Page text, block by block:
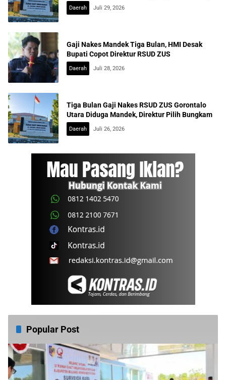
Daerah Juli 29, 2026
Gaji Nakes Mandek Tiga Bulan, HMI Desak
Bupati Copot Direktur RSUD ZUS
Daerah Juli 28, 2026
Tiga Bulan Gaji Nakes RSUD ZUS Gorontalo
Utara Diduga Mandek, Direktur Pilih Bungkam
Daerah Juli 26, 2026
Popular Post